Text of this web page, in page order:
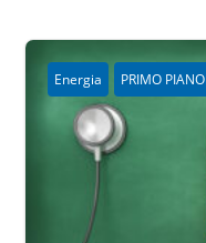
Energia PRIMO PIANO